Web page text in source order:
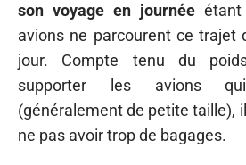
son voyage en journée
avions ne parcourent ce trajet
jour. Compte tenu du
supporter les avions
(généralement de petite taille),
ne pas avoir trop de bagages.